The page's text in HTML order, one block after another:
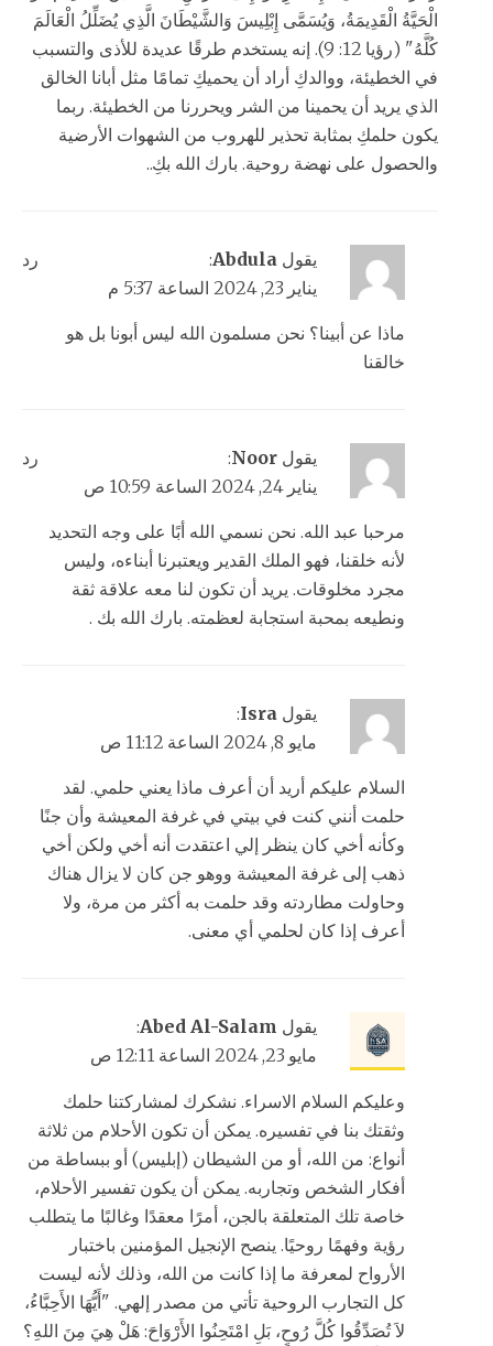
الْحَيَّةُ الْقَدِيمَةُ، وَيُسَمَّى إِبْلِيسَ وَالشَّيْطَانَ الَّذِي يُضَلِّلُ الْعَالَمَ
كُلَّهُ" (رؤيا 12: 9). إنه يستخدم طرقًا عديدة للأذى والتسبب
في الخطيئة، ووالدكِ أراد أن يحميكِ تمامًا مثل أبانا الخالق
الذي يريد أن يحمينا من الشر ويحررنا من الخطيئة. ربما
يكون حلمكِ بمثابة تحذير للهروب من الشهوات الأرضية
والحصول على نهضة روحية. بارك الله بكِ..
يقول Abdula
:
يناير 23, 2024 الساعة 5:37 م
ماذا عن أبينا؟ نحن مسلمون الله ليس أبونا بل هو
خالقنا
رد
يقول Noor
:
يناير 24, 2024 الساعة 10:59 ص
مرحبا عبد الله. نحن نسمي الله أبًا على وجه التحديد
لأنه خلقنا، فهو الملك القدير ويعتبرنا أبناءه، وليس
مجرد مخلوقات. يريد أن تكون لنا معه علاقة ثقة
ونطيعه بمحبة استجابة لعظمته. بارك الله بك .
رد
يقول Isra
:
مايو 8, 2024 الساعة 11:12 ص
السلام عليكم أريد أن أعرف ماذا يعني حلمي. لقد
حلمت أنني كنت في بيتي في غرفة المعيشة وأن جنًا
وكأنه أخي كان ينظر إلي اعتقدت أنه أخي ولكن أخي
ذهب إلى غرفة المعيشة ووهو جن كان لا يزال هناك
وحاولت مطاردته وقد حلمت به أكثر من مرة، ولا
أعرف إذا كان لحلمي أي معنى.
يقول Abed Al-Salam
:
مايو 23, 2024 الساعة 12:11 ص
وعليكم السلام الاسراء. نشكرك لمشاركتنا حلمك
وثقتك بنا في تفسيره. يمكن أن تكون الأحلام من ثلاثة
أنواع: من الله، أو من الشيطان (إبليس) أو ببساطة من
أفكار الشخص وتجاربه. يمكن أن يكون تفسير الأحلام،
خاصة تلك المتعلقة بالجن، أمرًا معقدًا وغالبًا ما يتطلب
رؤية وفهمًا روحيًا. ينصح الإنجيل المؤمنين باختبار
الأرواح لمعرفة ما إذا كانت من الله، وذلك لأنه ليست
كل التجارب الروحية تأتي من مصدر إلهي. "أَيُّهَا الأَحِبَّاءُ،
لاَ تُصَدِّقُوا كُلَّ رُوحٍ، بَلِ امْتَحِنُوا الأَرْوَاحَ: هَلْ هِيَ مِنَ اللهِ؟